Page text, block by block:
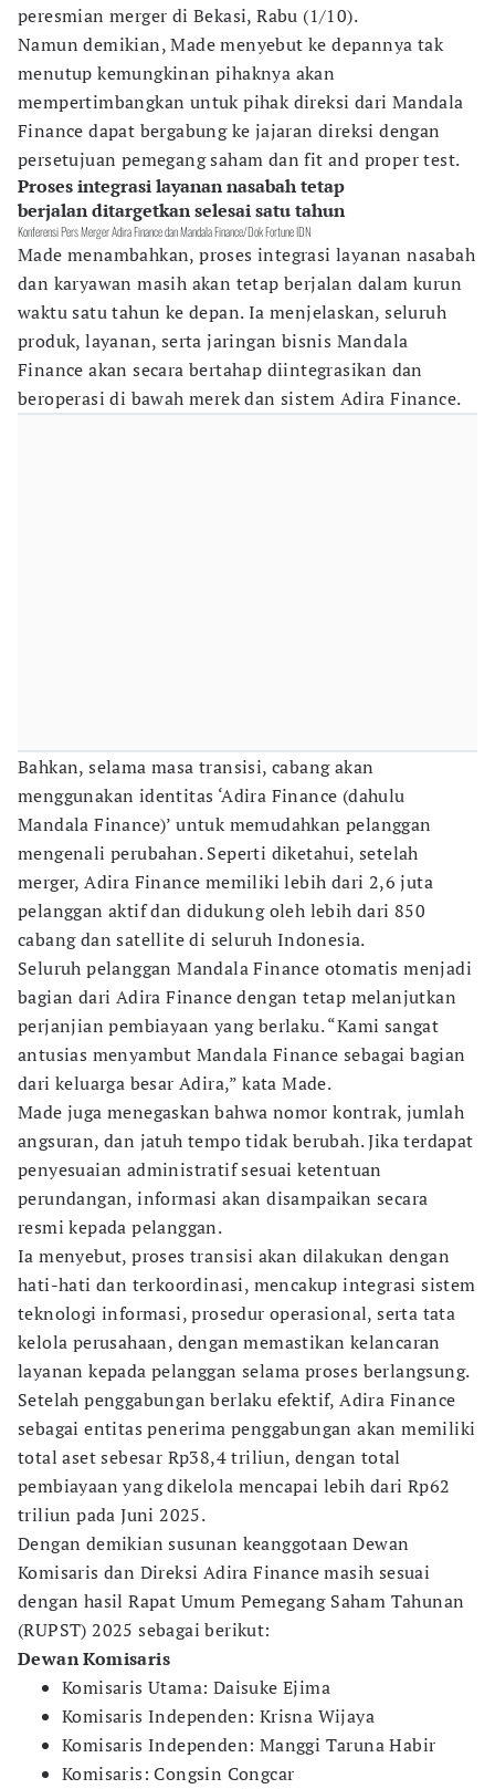
peresmian merger di Bekasi, Rabu (1/10).
Namun demikian, Made menyebut ke depannya tak
menutup kemungkinan pihaknya akan
mempertimbangkan untuk pihak direksi dari Mandala
Finance dapat bergabung ke jajaran direksi dengan
persetujuan pemegang saham dan fit and proper test.
Proses integrasi layanan nasabah tetap
berjalan ditargetkan selesai satu tahun
Konferensi Pers Merger Adira Finance dan Mandala Finance/Dok Fortune IDN
Made menambahkan, proses integrasi layanan nasabah
dan karyawan masih akan tetap berjalan dalam kurun
waktu satu tahun ke depan. Ia menjelaskan, seluruh
produk, layanan, serta jaringan bisnis Mandala
Finance akan secara bertahap diintegrasikan dan
beroperasi di bawah merek dan sistem Adira Finance.
Bahkan, selama masa transisi, cabang akan
menggunakan identitas ‘Adira Finance (dahulu
Mandala Finance)’ untuk memudahkan pelanggan
mengenali perubahan. Seperti diketahui, setelah
merger, Adira Finance memiliki lebih dari 2,6 juta
pelanggan aktif dan didukung oleh lebih dari 850
cabang dan satellite di seluruh Indonesia.
Seluruh pelanggan Mandala Finance otomatis menjadi
bagian dari Adira Finance dengan tetap melanjutkan
perjanjian pembiayaan yang berlaku. “Kami sangat
antusias menyambut Mandala Finance sebagai bagian
dari keluarga besar Adira,” kata Made.
Made juga menegaskan bahwa nomor kontrak, jumlah
angsuran, dan jatuh tempo tidak berubah. Jika terdapat
penyesuaian administratif sesuai ketentuan
perundangan, informasi akan disampaikan secara
resmi kepada pelanggan.
Ia menyebut, proses transisi akan dilakukan dengan
hati-hati dan terkoordinasi, mencakup integrasi sistem
teknologi informasi, prosedur operasional, serta tata
kelola perusahaan, dengan memastikan kelancaran
layanan kepada pelanggan selama proses berlangsung.
Setelah penggabungan berlaku efektif, Adira Finance
sebagai entitas penerima penggabungan akan memiliki
total aset sebesar Rp38,4 triliun, dengan total
pembiayaan yang dikelola mencapai lebih dari Rp62
triliun pada Juni 2025.
Dengan demikian susunan keanggotaan Dewan
Komisaris dan Direksi Adira Finance masih sesuai
dengan hasil Rapat Umum Pemegang Saham Tahunan
(RUPST) 2025 sebagai berikut:
Dewan Komisaris
Komisaris Utama: Daisuke Ejima
Komisaris Independen: Krisna Wijaya
Komisaris Independen: Manggi Taruna Habir
Komisaris: Congsin Congcar